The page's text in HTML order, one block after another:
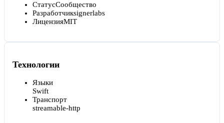
СтатусСообщество
Разработчикsignerlabs
ЛицензияMIT
Технологии
Языки
Swift
Транспорт
streamable-http